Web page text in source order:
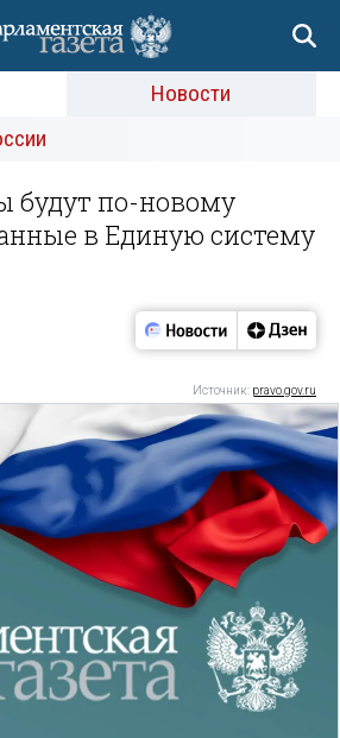
Новости
будут по-новому
в Единую систему
Источник: pravo.gov.ru